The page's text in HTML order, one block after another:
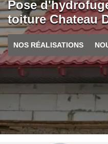
Pose
toiture Chateau
NOS RÉALISATIONS